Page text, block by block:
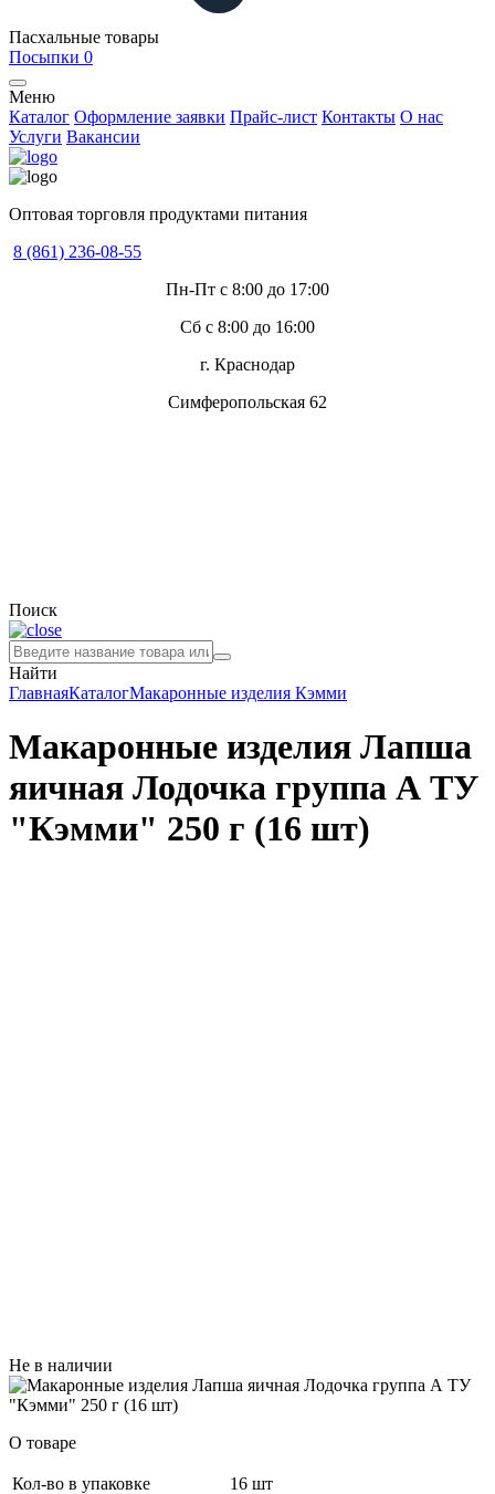
Пасхальные товары
Посыпки 0
Меню
Каталог Оформление заявки Прайс-лист Контакты О нас
Услуги Вакансии
Оптовая торговля продуктами питания
8 (861) 236-08-55
Пн-Пт с 8:00 до 17:00
Сб с 8:00 до 16:00
г. Краснодар
Симферопольская 62
Поиск
Найти
ГлавнаяКаталогМакаронные изделия Кэмми
Макаронные изделия Лапша
яичная Лодочка группа А ТУ
"Кэмми" 250 г (16 шт)
Не в наличии
О товаре
Кол-во в упаковке
16 шт